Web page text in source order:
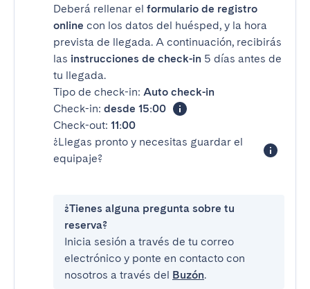
Deberá rellenar el formulario de registro
online con los datos del huésped, y la hora
prevista de llegada. A continuación, recibirás
las instrucciones de check-in 5 días antes de
tu llegada.
Tipo de check-in: Auto check-in
Check-in: desde 15:00
Check-out: 11:00
¿Llegas pronto y necesitas guardar el
equipaje?
¿Tienes alguna pregunta sobre tu
reserva?
Inicia sesión a través de tu correo
electrónico y ponte en contacto con
nosotros a través del Buzón.